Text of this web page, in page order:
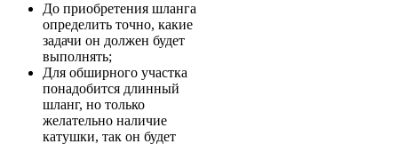
До приобретения шланга
определить точно, какие
задачи он должен будет
выполнять;
Для обширного участка
понадобится длинный
шланг, но только
желательно наличие
катушки, так он будет